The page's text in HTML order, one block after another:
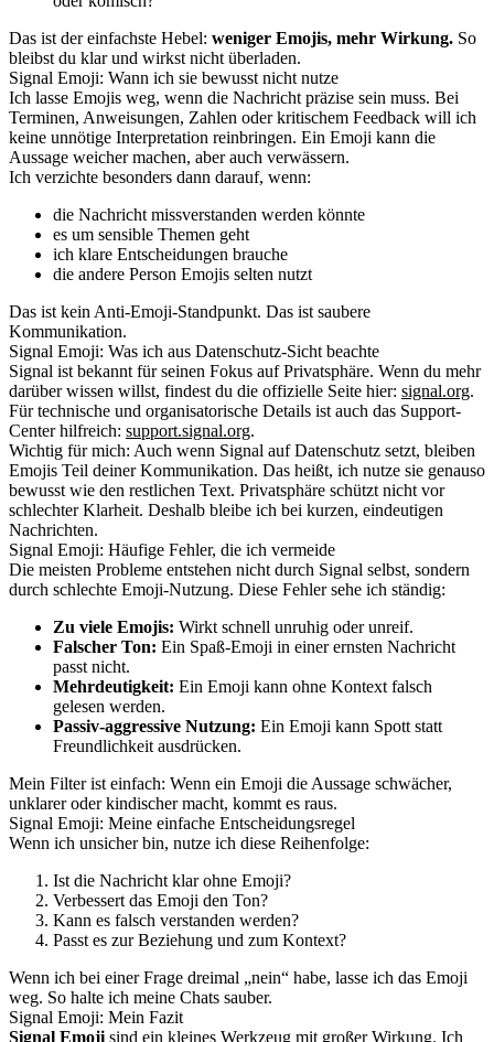
Das ist der einfachste Hebel: weniger Emojis, mehr Wirkung. So
bleibst du klar und wirkst nicht überladen.
Signal Emoji: Wann ich sie bewusst nicht nutze
Ich lasse Emojis weg, wenn die Nachricht präzise sein muss. Bei
Terminen, Anweisungen, Zahlen oder kritischem Feedback will ich
keine unnötige Interpretation reinbringen. Ein Emoji kann die
Aussage weicher machen, aber auch verwässern.
Ich verzichte besonders dann darauf, wenn:
die Nachricht missverstanden werden könnte
es um sensible Themen geht
ich klare Entscheidungen brauche
die andere Person Emojis selten nutzt
Das ist kein Anti-Emoji-Standpunkt. Das ist saubere
Kommunikation.
Signal Emoji: Was ich aus Datenschutz-Sicht beachte
Signal ist bekannt für seinen Fokus auf Privatsphäre. Wenn du mehr
darüber wissen willst, findest du die offizielle Seite hier: signal.org.
Für technische und organisatorische Details ist auch das Support-
Center hilfreich: support.signal.org.
Wichtig für mich: Auch wenn Signal auf Datenschutz setzt, bleiben
Emojis Teil deiner Kommunikation. Das heißt, ich nutze sie genauso
bewusst wie den restlichen Text. Privatsphäre schützt nicht vor
schlechter Klarheit. Deshalb bleibe ich bei kurzen, eindeutigen
Nachrichten.
Signal Emoji: Häufige Fehler, die ich vermeide
Die meisten Probleme entstehen nicht durch Signal selbst, sondern
durch schlechte Emoji-Nutzung. Diese Fehler sehe ich ständig:
Zu viele Emojis: Wirkt schnell unruhig oder unreif.
Falscher Ton: Ein Spaß-Emoji in einer ernsten Nachricht
passt nicht.
Mehrdeutigkeit: Ein Emoji kann ohne Kontext falsch
gelesen werden.
Passiv-aggressive Nutzung: Ein Emoji kann Spott statt
Freundlichkeit ausdrücken.
Mein Filter ist einfach: Wenn ein Emoji die Aussage schwächer,
unklarer oder kindischer macht, kommt es raus.
Signal Emoji: Meine einfache Entscheidungsregel
Wenn ich unsicher bin, nutze ich diese Reihenfolge:
Ist die Nachricht klar ohne Emoji?
Verbessert das Emoji den Ton?
Kann es falsch verstanden werden?
Passt es zur Beziehung und zum Kontext?
Wenn ich bei einer Frage dreimal „nein“ habe, lasse ich das Emoji
weg. So halte ich meine Chats sauber.
Signal Emoji: Mein Fazit
Signal Emoji sind ein kleines Werkzeug mit großer Wirkung. Ich